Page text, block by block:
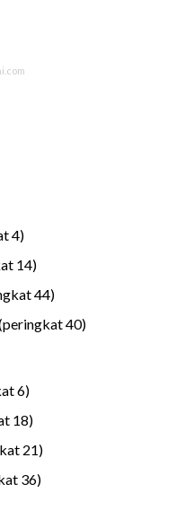
4)
14)
44)
40)
6)
18)
21)
36)